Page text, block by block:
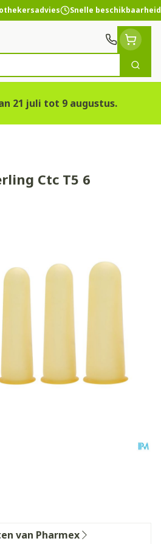
Snelle beschikbaarheid
Zoek
21 juli tot 9 augustus.
Ctc T5 6
van Pharmex